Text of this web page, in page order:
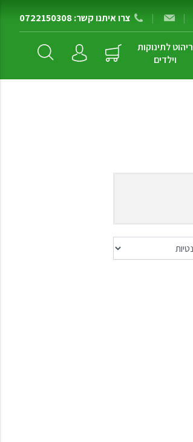
|
| צרו איתנו קשר: 0722150308
ריהוט לתינוקות
וילדים